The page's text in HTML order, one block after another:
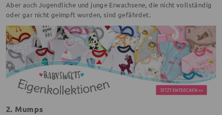
Aber auch Jugendliche und junge Erwachsene, die nicht vollständig
oder gar nicht geimpft wurden, sind gefährdet.
2. Mumps